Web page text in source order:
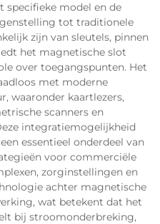
specifieke model en de
tot traditionele
zijn van sleutels, pinnen
het magnetische slot
over toegangspunten. Het
met moderne
waaronder kaartlezers,
scanners en
integratiemogelijkheid
essentieel onderdeel van
voor commerciële
zorginstellingen en
achter magnetische
wat betekent dat het
bij stroomonderbreking,